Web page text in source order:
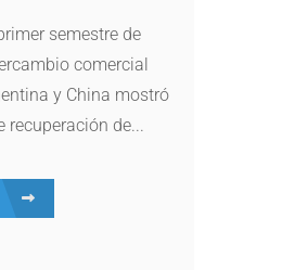
semestre de
comercial
y China mostró
recuperación de...